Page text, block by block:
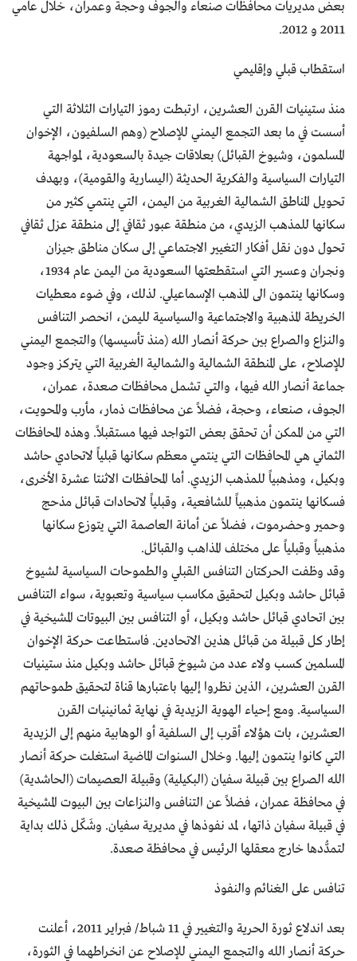
بعض مديريات محافظات صنعاء والجوف وحجة وعمران، خلال عامي
2011 و 2012.
استقطاب قبلي وإقليمي
منذ ستينيات القرن العشرين، ارتبطت رموز التيارات الثلاثة التي
أسست في ما بعد التجمع اليمني للإصلاح (وهم السلفيون، الإخوان
المسلمون، وشيوخ القبائل) بعلاقات جيدة بالسعودية، لمواجهة
التيارات السياسية والفكرية الحديثة (اليسارية والقومية)، وبهدف
تحويل المناطق الشمالية الغربية من اليمن، التي ينتمي كثير من
سكانها للمذهب الزيدي، من منطقة عبور ثقافي إلى منطقة عزل ثقافي
تحول دون نقل أفكار التغيير الاجتماعي إلى سكان مناطق جيزان
ونجران وعسير التي استقطعتها السعودية من اليمن عام 1934،
وسكانها ينتمون الى المذهب الإسماعيلي. لذلك، وفي ضوء معطيات
الخريطة المذهبية والاجتماعية والسياسية لليمن، انحصر التنافس
والنزاع والصراع بين حركة أنصار الله (منذ تأسيسها) والتجمع اليمني
للإصلاح، على المنطقة الشمالية والشمالية الغربية التي يتركز وجود
جماعة أنصار الله فيها، والتي تشمل محافظات صعدة، عمران،
الجوف، صنعاء، وحجة، فضلاً عن محافظات ذمار، مأرب والمحويت،
التي من الممكن أن تحقق بعض التواجد فيها مستقبلاً. وهذه المحافظات
الثماني هي المحافظات التي ينتمي معظم سكانها قبلياً لاتحادي حاشد
وبكيل، ومذهبياً للمذهب الزيدي. أما المحافظات الاثنتا عشرة الأخرى،
فسكانها ينتمون مذهبياً للشافعية، وقبلياً لاتحادات قبائل مذحج
وحمير وحضرموت، فضلاً عن أمانة العاصمة التي يتوزع سكانها
مذهبياً وقبلياً على مختلف المذاهب والقبائل.
وقد وظفت الحركتان التنافس القبلي والطموحات السياسية لشيوخ
قبائل حاشد وبكيل لتحقيق مكاسب سياسية وتعبوية، سواء التنافس
بين اتحادي قبائل حاشد وبكيل، أو التنافس بين البيوتات المشيخية في
إطار كل قبيلة من قبائل هذين الاتحادين. فاستطاعت حركة الإخوان
المسلمين كسب ولاء عدد من شيوخ قبائل حاشد وبكيل منذ ستينيات
القرن العشرين، الذين نظروا إليها باعتبارها قناة لتحقيق طموحاتهم
السياسية. ومع إحياء الهوية الزيدية في نهاية ثمانينيات القرن
العشرين، بات هؤلاء أقرب إلى السلفية أو الوهابية منهم إلى الزيدية
التي كانوا ينتمون إليها. وخلال السنوات الماضية استغلت حركة أنصار
الله الصراع بين قبيلة سفيان (البكيلية) وقبيلة العصيمات (الحاشدية)
في محافظة عمران، فضلاً عن التنافس والنزاعات بين البيوت المشيخية
في قبيلة سفيان ذاتها، لمد نفوذها في مديرية سفيان. وشَكّل ذلك بداية
لتمدُّدها خارج معقلها الرئيس في محافظة صعدة.
تنافس على الغنائم والنفوذ
بعد اندلاع ثورة الحرية والتغيير في 11 شباط/ فبراير 2011، أعلنت
حركة أنصار الله والتجمع اليمني للإصلاح عن انخراطهما في الثورة،